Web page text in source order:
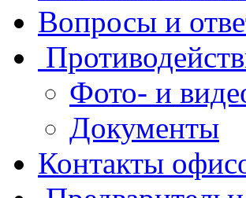
Вопросы и
Фото- и
Документы
Контакты